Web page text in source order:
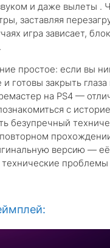
и даже вылеты .
заставляя
игра зависает,
простое: если вы
и готовы закрыть
на PS4 —
с
безупречный
версию —
проблемы